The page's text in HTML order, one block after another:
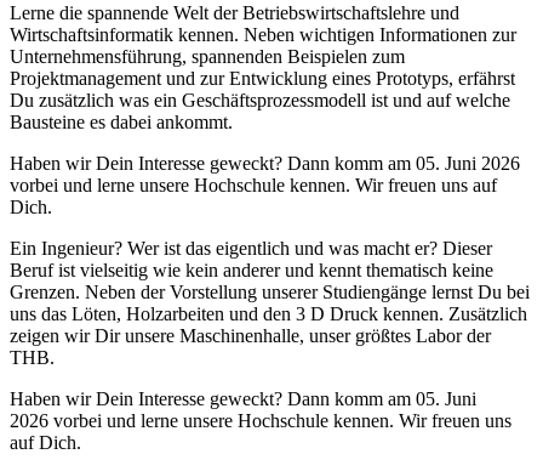
Lerne die spannende Welt der Betriebswirtschaftslehre und
Wirtschaftsinformatik kennen. Neben wichtigen Informationen zur
Unternehmensführung, spannenden Beispielen zum
Projektmanagement und zur Entwicklung eines Prototyps, erfährst
Du zusätzlich was ein Geschäftsprozessmodell ist und auf welche
Bausteine es dabei ankommt.
Haben wir Dein Interesse geweckt? Dann komm am 05. Juni 2026
vorbei und lerne unsere Hochschule kennen. Wir freuen uns auf
Dich.
Ein Ingenieur? Wer ist das eigentlich und was macht er? Dieser
Beruf ist vielseitig wie kein anderer und kennt thematisch keine
Grenzen. Neben der Vorstellung unserer Studiengänge lernst Du bei
uns das Löten, Holzarbeiten und den 3 D Druck kennen. Zusätzlich
zeigen wir Dir unsere Maschinenhalle, unser größtes Labor der
THB.
Haben wir Dein Interesse geweckt? Dann komm am 05. Juni
2026 vorbei und lerne unsere Hochschule kennen. Wir freuen uns
auf Dich.